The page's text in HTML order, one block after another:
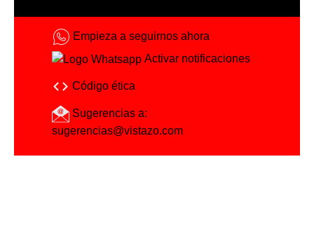
Empieza a seguirnos ahora
Activar notificaciones
Código ética
Sugerencias a:
sugerencias@vistazo.com